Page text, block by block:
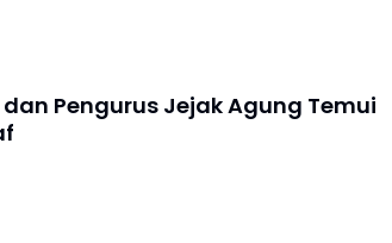
Pengurus Jejak Agung Temui